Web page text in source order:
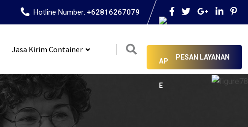
Hotline Number: +62816267079
Jasa Kirim Container
PESAN LAYANAN